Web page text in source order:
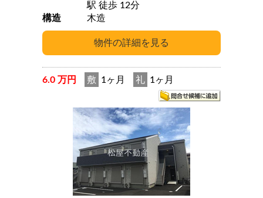
駅 徒歩 12分
構造
木造
6.0 万円 敷 1ヶ月 礼 1ヶ月